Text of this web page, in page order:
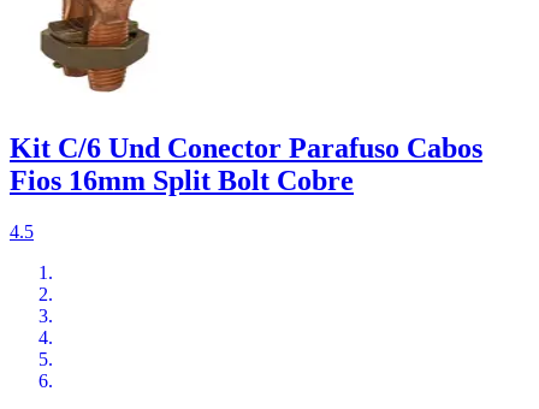
Kit C/6 Und Conector Parafuso Cabos
Fios 16mm Split Bolt Cobre
4.5